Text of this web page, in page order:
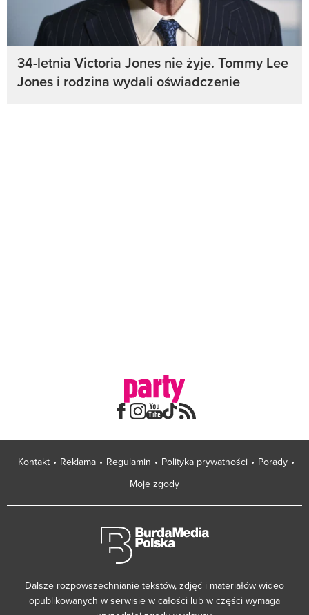
34-letnia Victoria Jones nie żyje. Tommy Lee
Jones i rodzina wydali oświadczenie
Kontakt Reklama Regulamin Polityka prywatności
Porady
Moje zgody
Dalsze rozpowszechnianie tekstów, zdjęć i materiałów wideo
opublikowanych w serwisie w całości lub w części wymaga